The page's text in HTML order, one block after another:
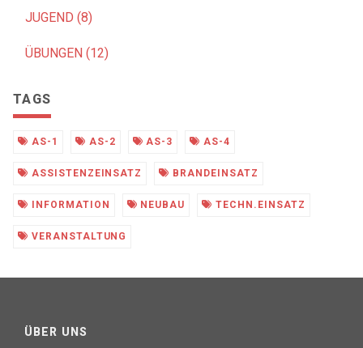
JUGEND (8)
ÜBUNGEN (12)
TAGS
AS-1 AS-2 AS-3 AS-4
ASSISTENZEINSATZ BRANDEINSATZ
INFORMATION NEUBAU TECHN.EINSATZ
VERANSTALTUNG
ÜBER UNS